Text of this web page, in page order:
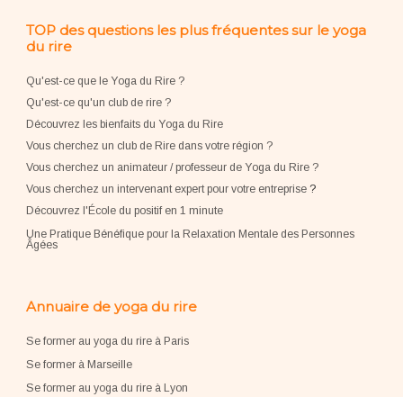
TOP des questions les plus fréquentes sur le yoga
du rire
Qu'est-ce que le Yoga du Rire ?
Qu'est-ce qu'un club de rire ?
Découvrez les bienfaits du Yoga du Rire
Vous cherchez un club de Rire dans votre région ?
Vous cherchez un animateur / professeur de Yoga du Rire ?
Vous cherchez un intervenant expert pour votre entreprise?
Découvrez l'École du positif en 1 minute
Une Pratique Bénéfique pour la Relaxation Mentale des Personnes
Âgées
Annuaire de yoga du rire
Se former au yoga du rire à Paris
Se former à Marseille
Se former au yoga du rire à Lyon